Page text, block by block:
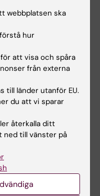
H; Serlachius E;
M;Alla författare
sex steroid
disorders
webbplatsen ska
hur
för att visa och spåra
från externa
till länder utanför EU.
du att vi sparar
återkalla ditt
ned till vänster på